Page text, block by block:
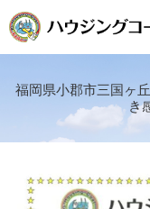
福岡県小郡市三国ヶ
き